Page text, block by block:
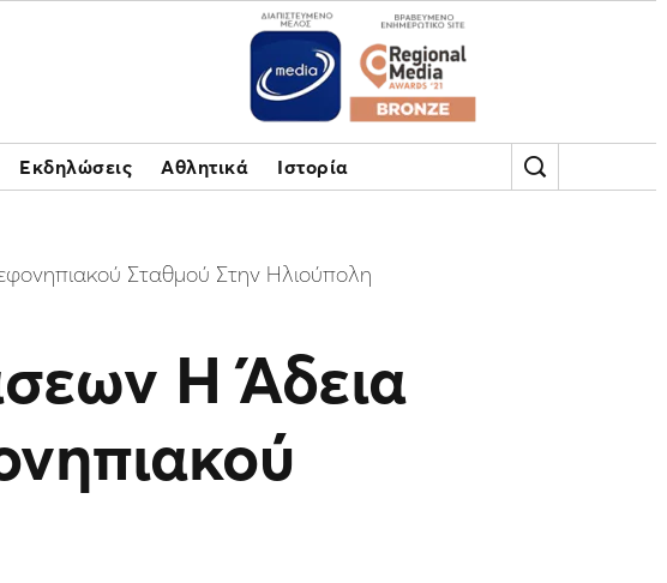
Εκδηλώσεις Αθλητικά Ιστορία
Σταθμού Στην Ηλιούπολη
Η Άδεια